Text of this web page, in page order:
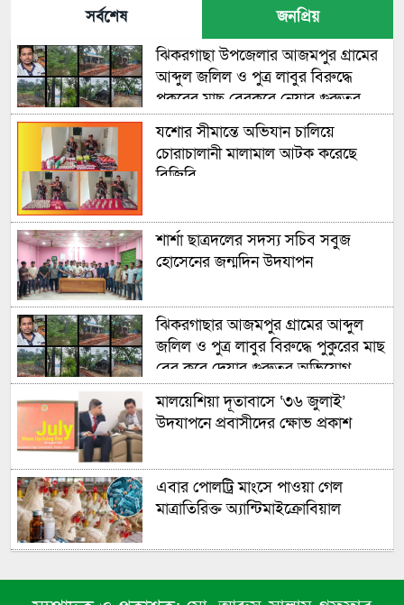
সর্বশেষ জনপ্রিয়
ঝিকরগাছা উপজেলার আজমপুর গ্রামের
আব্দুল জলিল ও পুত্র লাবুর বিরুদ্ধে
পুকুরের মাছ বেরকরে নেয়ার গুরুতর
অভিযোগ উঠেছে
যশোর সীমান্তে অভিযান চালিয়ে
চোরাচালানী মালামাল আটক করেছে
বিজিবি
শার্শা ছাত্রদলের সদস্য সচিব সবুজ
হোসেনের জন্মদিন উদযাপন
ঝিকরগাছার আজমপুর গ্রামের আব্দুল
জলিল ও পুত্র লাবুর বিরুদ্ধে পুকুরের মাছ
বের করে দেয়ার গুরুতর অভিযোগ
উঠেছে
মালয়েশিয়া দূতাবাসে ‘৩৬ জুলাই’
উদযাপনে প্রবাসীদের ক্ষোভ প্রকাশ
এবার পোলট্রি মাংসে পাওয়া গেল
মাত্রাতিরিক্ত অ্যান্টিমাইক্রোবিয়াল